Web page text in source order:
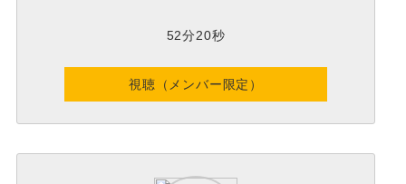
52分20秒
視聴（メンバー限定）